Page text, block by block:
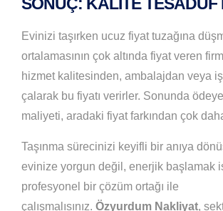
SONUÇ: KALITE TESADÜF
Evinizi taşırken ucuz fiyat tuzağına
ortalamasının çok altında fiyat veren
hizmet kalitesinden, ambalajdan veya
çalarak bu fiyatı verirler. Sonunda
maliyeti, aradaki fiyat farkından çok
Taşınma sürecinizi keyifli bir anıya
evinize yorgun değil, enerjik başlamak
profesyonel bir çözüm ortağı ile
çalışmalısınız. Özyurdum Nakliyat,